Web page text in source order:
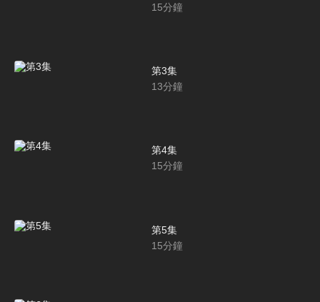
15分鐘
第3集
13分鐘
第4集
15分鐘
第5集
15分鐘